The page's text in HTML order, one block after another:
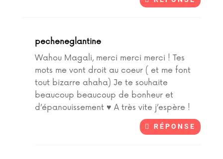
pecheneglantine
Wahou Magali, merci merci merci ! Tes
mots me vont droit au coeur ( et me font
tout bizarre ahaha) Je te souhaite
beaucoup beaucoup de bonheur et
d’épanouissement ♥ A très vite j’espère !
RÉPONSE